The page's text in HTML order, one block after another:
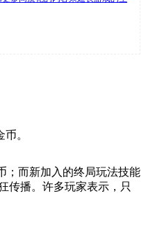
。
；而新加入的终局玩法技能
传播。许多玩家表示，只